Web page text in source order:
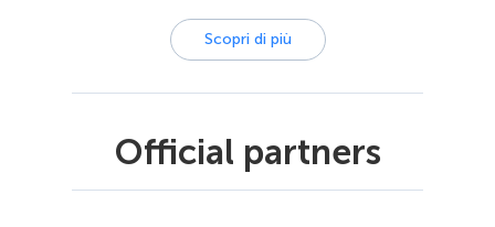
Scopri di più
Official partners